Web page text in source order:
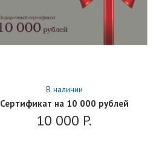
В наличии
Сертификат на 10 000 рублей
10 000 P.